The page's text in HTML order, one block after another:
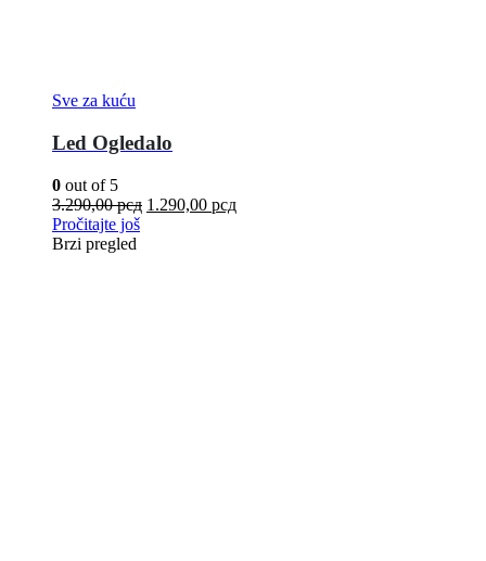
Sve za kuću
Led Ogledalo
0 out of 5
3.290,00рсд 1.290,00 рсд
Pročitajte još
Brzi pregled